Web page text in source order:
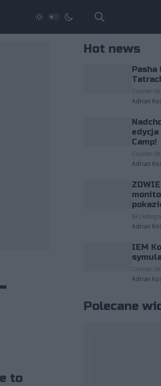
to
Hot news
Pasha
Counter-
Adrian
edycja
Camp!
Counter-
Adrian
Bez
Adrian
IEM
Counter-
Adrian
Polecane